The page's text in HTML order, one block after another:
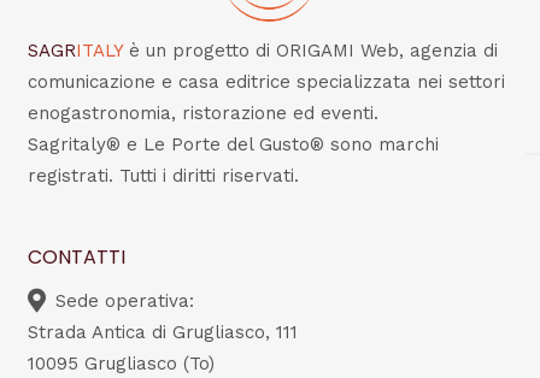
SAGRITALY è un progetto di ORIGAMI Web, agenzia di
comunicazione e casa editrice specializzata nei settori
enogastronomia, ristorazione ed eventi.
Sagritaly® e Le Porte del Gusto® sono marchi
registrati. Tutti i diritti riservati.
CONTATTI
Sede operativa:
Strada Antica di Grugliasco, 111
10095 Grugliasco (To)